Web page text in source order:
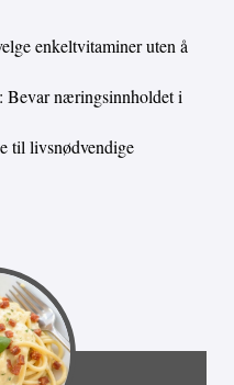
enkeltvitaminer uten å
Bevar næringsinnholdet i
til livsnødvendige